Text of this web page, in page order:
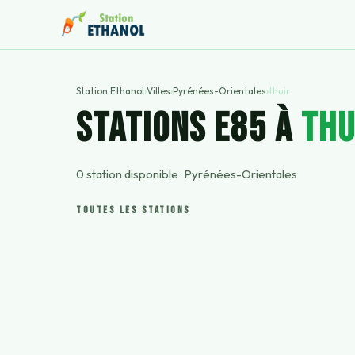
Station Ethanol›Villes›Pyrénées-Orientales›thuir
STATIONS E85 À
0 station disponible · Pyrénées-Orientales
TOUTES LES STATIONS